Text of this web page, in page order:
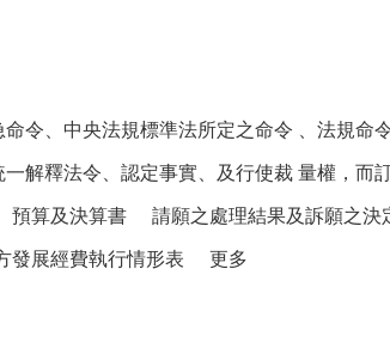
令、中央法規標準法所定之命令 、法規命
解釋法令、認定事實、及行使裁 量權，而
預算及決算書 請願之處理結果及訴願之決
發展經費執行情形表 更多